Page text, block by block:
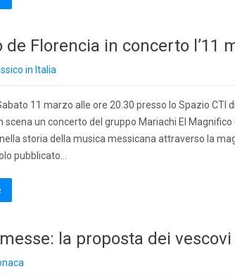
Florencia in concerto l’11
in Italia
11 marzo alle ore 20.30 presso lo Spazio CTI
scena un concerto del gruppo Mariachi El
storia della musica messicana attraverso la
pubblicato…
la proposta dei